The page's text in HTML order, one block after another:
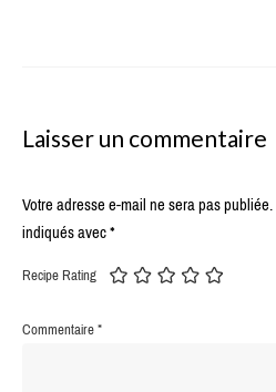
Laisser un commentaire
Votre adresse e-mail ne sera pas publiée.
indiqués avec*
Recipe Rating
Commentaire*